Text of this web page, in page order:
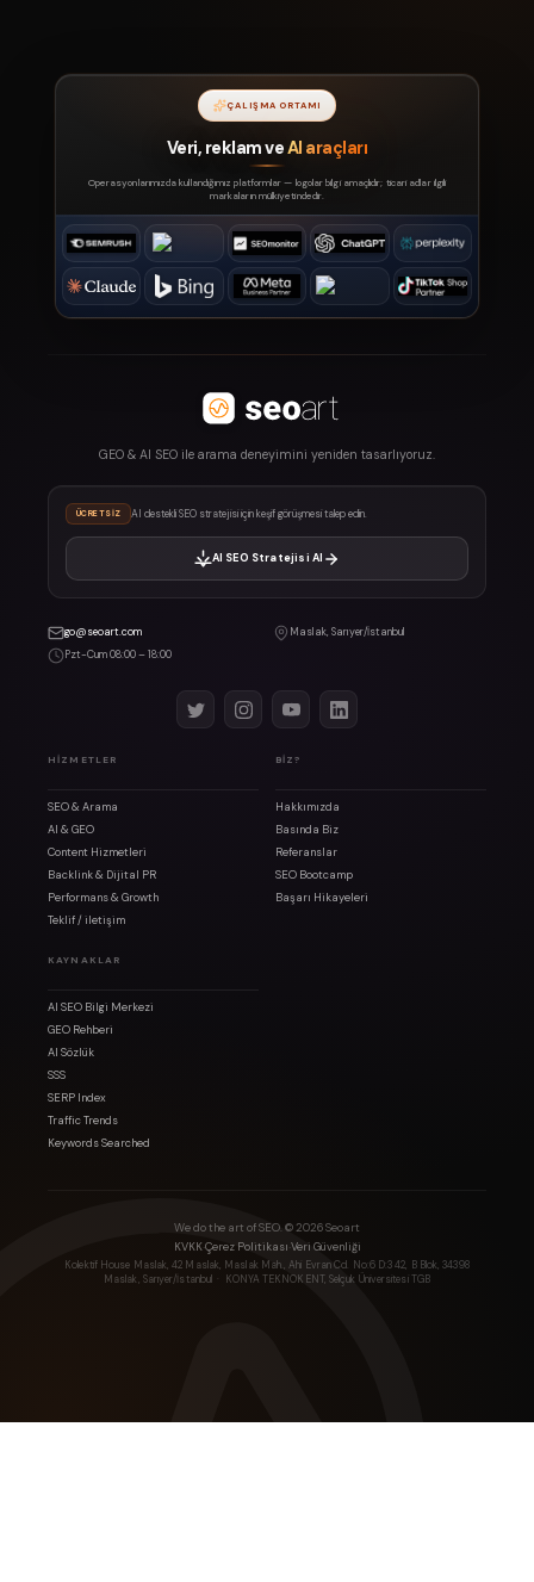
ÇALIŞMA ORTAMI
Veri, reklam veAI araçları
Operasyonlarımızda kullandığımız platformlar — logolar bilgi amaçlıdır; ticari adlar ilgili
markaların mülkiyetindedir.
GEO & AI SEO ile arama deneyimini yeniden tasarlıyoruz.
ÜCRETSIZ AI destekli SEO stratejisi için keşif görüşmesi talep edin.
AI SEO Stratejisi Al
go@seoart.com
Maslak, Sarıyer/İstanbul
Pzt-Cum 08:00 – 18:00
HIZMETLER
SEO & Arama
AI & GEO
Content Hizmetleri
Backlink & Dijital PR
Performans & Growth
Teklif / iletişim
BIZ?
Hakkımızda
Basında Biz
Referanslar
SEO Bootcamp
Başarı Hikayeleri
KAYNAKLAR
AI SEO Bilgi Merkezi
GEO Rehberi
AI Sözlük
SSS
SERP Index
Traffic Trends
Keywords Searched
We do the art of SEO. ©2026Seoart
KVKK·Çerez Politikası·Veri Güvenliği
Kolektif House Maslak, 42 Maslak, Maslak Mah., Ahi Evran Cd. No:6 D:3 42, B Blok, 34398
Maslak, Sarıyer/İstanbul · KONYA TEKNOKENT, Selçuk Üniversitesi TGB